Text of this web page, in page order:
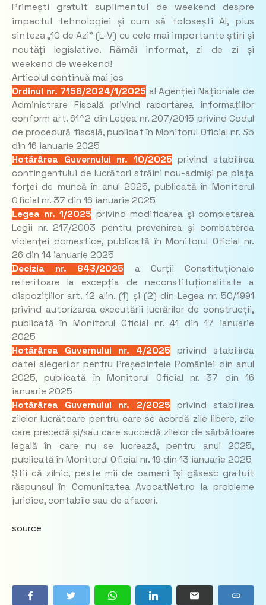
Primești gratuit suplimentul de weekend despre
impactul tehnologiei și cum să folosești AI, plus
sinteza „10 de Azi” (L-V) cu cele mai importante știri și
noutăți legislative. Rămâi informat, zi de zi și
weekend de weekend!
Articolul continuă mai jos
Ordinul nr. 7158/2024/1/2025 al Agenției Naționale de
Administrare Fiscală privind raportarea informațiilor
conform art. 61^2 din Legea nr. 207/2015 privind Codul
de procedură fiscală, publicat în Monitorul Oficial nr. 35
din 16 ianuarie 2025
Hotărârea Guvernului nr. 10/2025 privind stabilirea
contingentului de lucrători străini nou-admişi pe piaţa
forţei de muncă în anul 2025, publicată în Monitorul
Oficial nr. 37 din 16 ianuarie 2025
Legea nr. 1/2025 privind modificarea şi completarea
Legii nr. 217/2003 pentru prevenirea şi combaterea
violenţei domestice, publicată în Monitorul Oficial nr.
26 din 14 ianuarie 2025
Decizia nr. 643/2025 a Curții Constituționale
referitoare la excepția de neconstituționalitate a
dispozițiilor art. 12 alin. (1) și (2) din Legea nr. 50/1991
privind autorizarea executării lucrărilor de construcții,
publicată în Monitorul Oficial nr. 41 din 17 ianuarie
2025
Hotărârea Guvernului nr. 4/2025 privind stabilirea
datei alegerilor pentru Președintele României din anul
2025, publicată în Monitorul Oficial nr. 37 din 16
ianuarie 2025
Hotărârea Guvernului nr. 2/2025 privind stabilirea
zilelor lucrătoare pentru care se acordă zile libere, zile
care precedă și/sau care succedă zilelor de sărbătoare
legală în care nu se lucrează, pentru anul 2025,
publicată în Monitorul Oficial nr. 19 din 13 ianuarie 2025
Știi că zilnic, peste mii de oameni își găsesc gratuit
răspunsul în Comunitatea AvocatNet.ro la probleme
juridice, contabile sau de afaceri.
source